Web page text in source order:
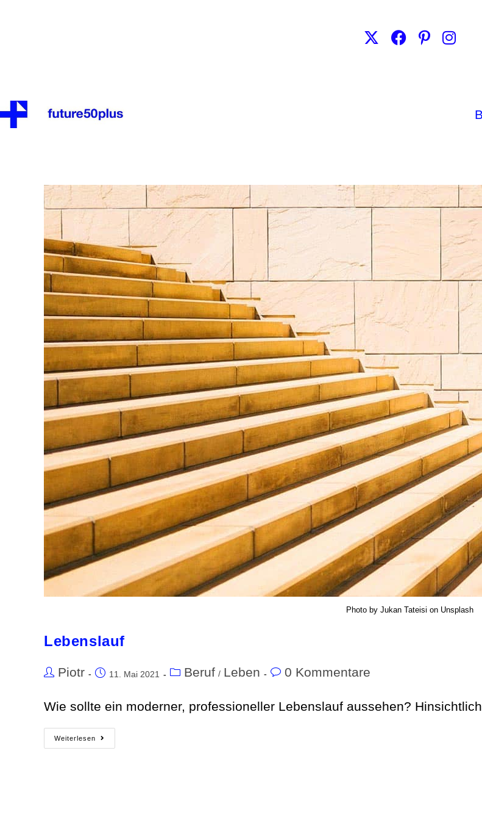
Photo by Jukan Tateisi on Unsplash
Lebenslauf
Piotr 11. Mai 2021 Beruf / Leben 0 Kommentare
Wie sollte ein moderner, professioneller Lebenslauf aussehen? Hinsichtlich
Weiterlesen